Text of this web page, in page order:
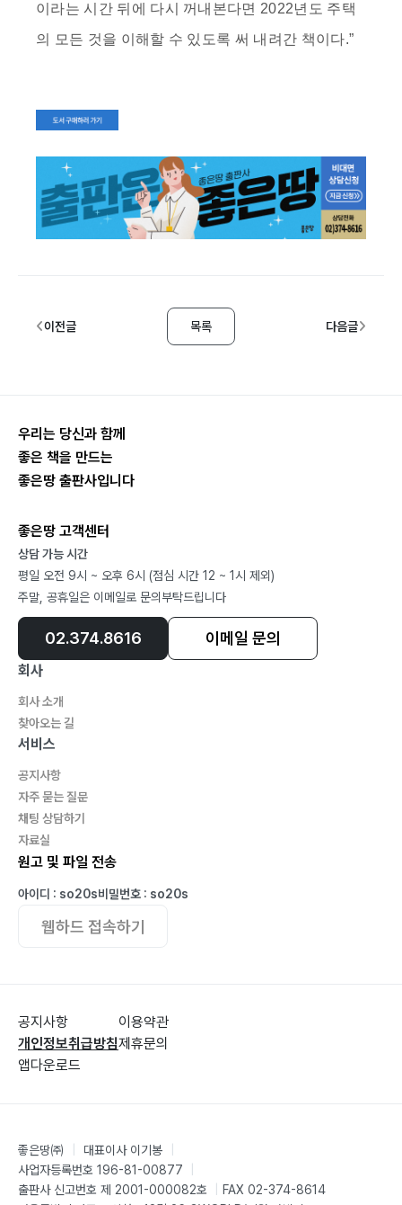
이라는 시간 뒤에 다시 꺼내본다면 2022년도 주택
의 모든 것을 이해할 수 있도록 써 내려간 책이다.”
이전글 목록 다음글
우리는 당신과 함께
좋은 책을 만드는
좋은땅 출판사입니다
좋은땅 고객센터
상담 가능 시간
평일 오전 9시 ~ 오후 6시 (점심 시간 12 ~ 1시 제외)
주말, 공휴일은 이메일로 문의부탁드립니다
02.374.8616 이메일 문의
회사
회사 소개
찾아오는 길
서비스
공지사항
자주 묻는 질문
채팅 상담하기
자료실
원고 및 파일 전송
아이디 : so20s비밀번호 : so20s
웹하드 접속하기
공지사항
개인정보취급방침
앱다운로드
이용약관
제휴문의
좋은땅㈜ 대표이사 이기봉
사업자등록번호 196-81-00877
출판사 신고번호 제 2001-000082호
FAX 02-374-8614